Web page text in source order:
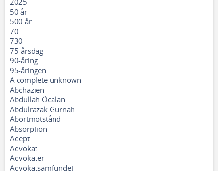
2025
50 år
500 år
70
730
75-årsdag
90-åring
95-åringen
A complete unknown
Abchazien
Abdullah Öcalan
Abdulrazak Gurnah
Abortmotstånd
Absorption
Adept
Advokat
Advokater
Advokatsamfundet